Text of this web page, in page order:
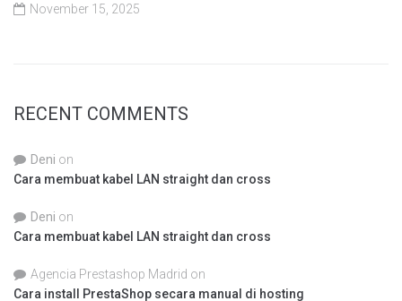
November 15, 2025
RECENT COMMENTS
Deni on
Cara membuat kabel LAN straight dan cross
Deni on
Cara membuat kabel LAN straight dan cross
Agencia Prestashop Madrid on
Cara install PrestaShop secara manual di hosting